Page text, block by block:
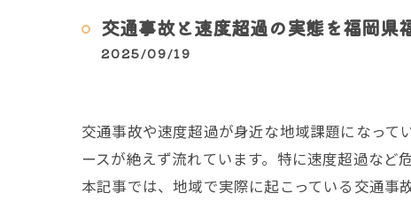
交通事故と速度超過の実態を福岡県
2025/09/19
交通事故や速度超過が身近な地域課題になって
ースが絶えず流れています。特に速度超過など
本記事では、地域で実際に起こっている交通